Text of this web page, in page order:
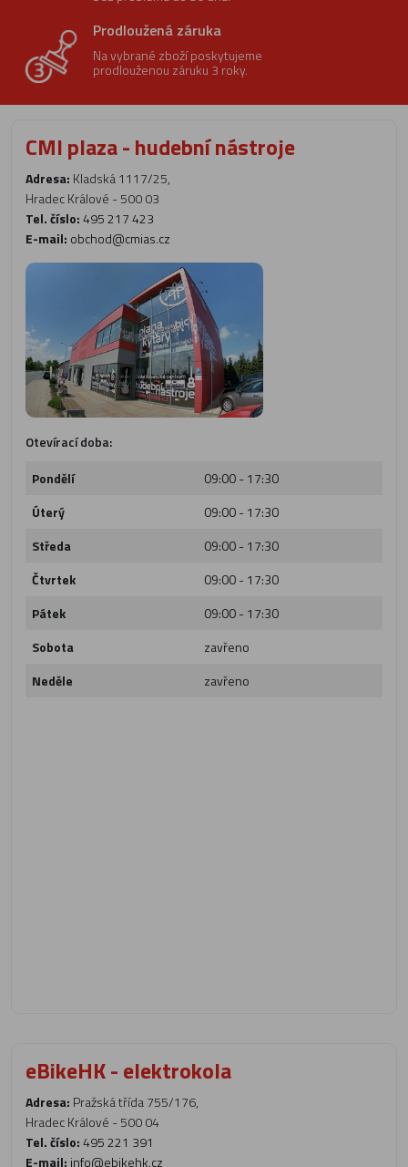
Prodloužená záruka
Na vybrané zboží poskytujeme
prodlouženou záruku 3 roky.
CMI plaza - hudební nástroje
Adresa: Kladská 1117/25,
Hradec Králové - 500 03
Tel. číslo:495 217 423
E-mail: obchod@cmias.cz
Otevírací doba:
Pondělí
09:00 - 17:30
Úterý
09:00 - 17:30
Středa
09:00 - 17:30
Čtvrtek
09:00 - 17:30
Pátek
09:00 - 17:30
Sobota
zavřeno
Neděle
zavřeno
eBikeHK - elektrokola
Adresa: Pražská třída 755/176,
Hradec Králové - 500 04
Tel. číslo:495 221 391
E-mail: info@ebikehk.cz